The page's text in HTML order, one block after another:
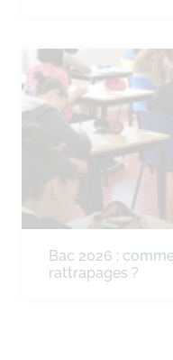
Bac 2026 :
rattrapages ?